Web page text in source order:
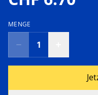
MENGE